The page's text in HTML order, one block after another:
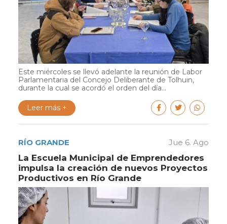
Este miércoles se llevó adelante la reunión de Labor
Parlamentaria del Concejo Deliberante de Tolhuin,
durante la cual se acordó el orden del día...
Leer más +
RÍO GRANDE Jue 6. Ago
La Escuela Municipal de Emprendedores
impulsa la creación de nuevos Proyectos
Productivos en Río Grande